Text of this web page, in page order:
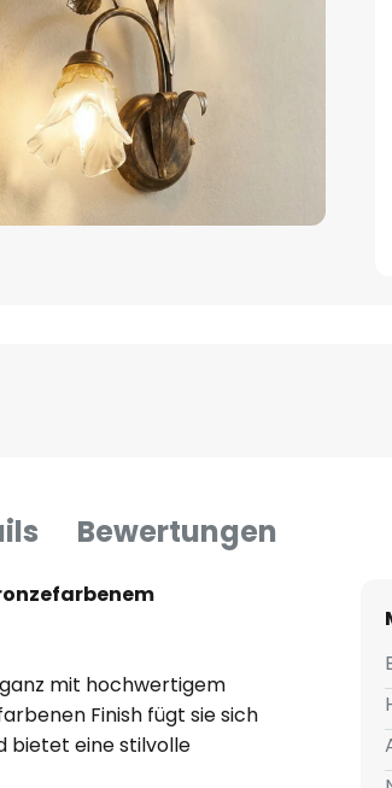
Bewertungen
mit hochwertigem
Finish fügt sie sich
bietet eine stilvolle